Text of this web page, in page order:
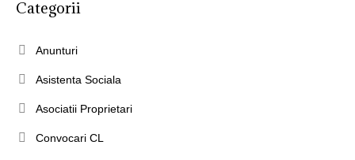
Categorii
Anunturi
Asistenta Sociala
Asociatii Proprietari
Convocari CL